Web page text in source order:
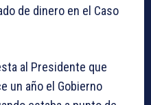
de dinero en el Caso
al Presidente que
un año el Gobierno